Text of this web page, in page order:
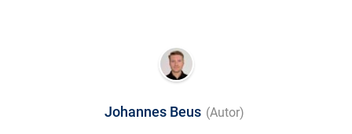
Johannes Beus (Autor)